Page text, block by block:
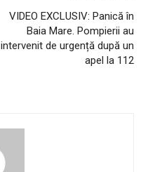
VIDEO EXCLUSIV: Panică în
Baia Mare. Pompierii au
intervenit de urgență după un
apel la 112